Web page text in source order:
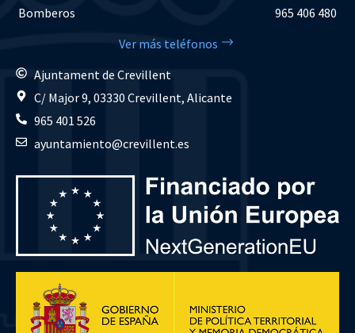
Bomberos
965 406 480
Ver más teléfonos
Ajuntament de Crevillent
C/ Major 9, 03330 Crevillent, Alicante
965 401 526
ayuntamiento@crevillent.es